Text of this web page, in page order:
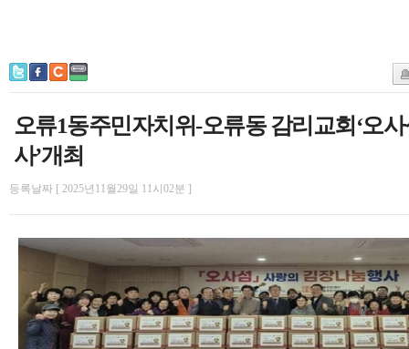
오류1동주민자치위-오류동 감리교회‘오
사’개최
등록날짜 [ 2025년11월29일 11시02분 ]